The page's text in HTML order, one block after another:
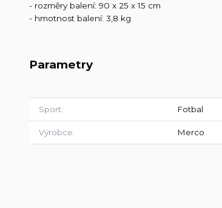
- rozměry balení: 90 x 25 x 15 cm
- hmotnost balení: 3,8 kg
Parametry
Sport Fotbal
Výrobce Merco